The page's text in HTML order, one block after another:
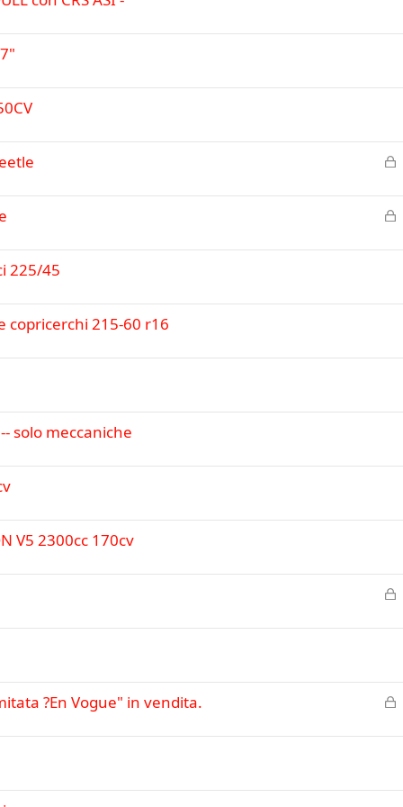
C
i
u
o
C
i
o
225/45
copricerchi 215-60 r16
solo meccaniche
V5 2300cc 170cv
C
i
o
C
i
o
?En Vogue" in vendita.